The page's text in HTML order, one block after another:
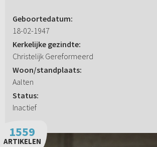
Geboortedatum:
18-02-1947
Kerkelijke gezindte:
Christelijk Gereformeerd
Woon/standplaats:
Aalten
Status:
Inactief
1559
ARTIKELEN